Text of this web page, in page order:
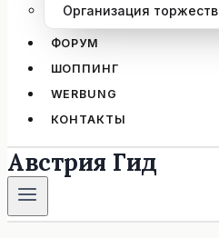
Организация торжеств
ФОРУМ
ШОППИНГ
WERBUNG
КОНТАКТЫ
Австрия Гид